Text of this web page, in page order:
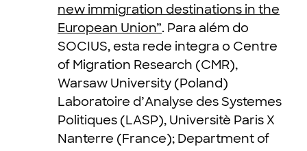
new immigration destinations in the
European Union”. Para além do
SOCIUS, esta rede integra o Centre
of Migration Research (CMR),
Warsaw University (Poland)
Laboratoire d’Analyse des Systemes
Politiques (LASP), Universitè Paris X
Nanterre (France); Department of